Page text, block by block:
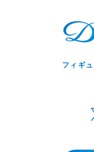
フィギ